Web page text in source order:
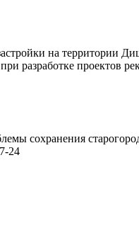
на территории
разработке проектов
сохранения
24